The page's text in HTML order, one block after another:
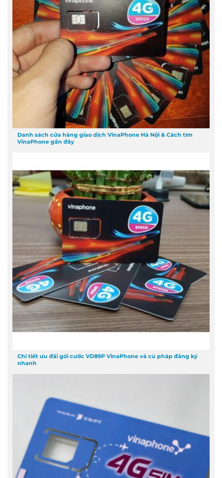
Danh sách cửa hàng giao dịch VinaPhone Hà Nội & Cách tìm
VinaPhone gần đây
Chi tiết ưu đãi gói cước VD89P VinaPhone và cú pháp đăng ký
nhanh